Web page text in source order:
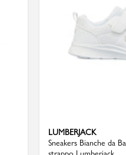
LUMBERJACK
Sneakers Bianche da